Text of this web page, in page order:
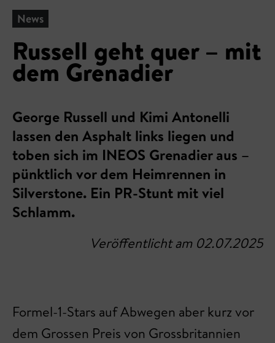
News
Russell geht quer – mit
dem Grenadier
George Russell und Kimi Antonelli
lassen den Asphalt links liegen und
toben sich im INEOS Grenadier aus –
pünktlich vor dem Heimrennen in
Silverstone. Ein PR-Stunt mit viel
Schlamm.
Veröffentlicht am 02.07.2025
Formel-1-Stars auf Abwegen aber kurz vor
dem Grossen Preis von Grossbritannien